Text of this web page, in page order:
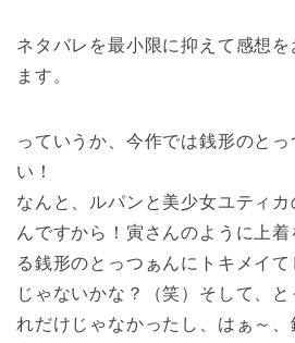
ネタバレを最小限に抑えて感想
ます。
っていうか、今作では銭形のと
い！
なんと、ルパンと美少女ユティカ
んですから！寅さんのように上
る銭形のとっつぁんにトキメイ
じゃないかな？（笑）そして、と
れだけじゃなかったし、はぁ～